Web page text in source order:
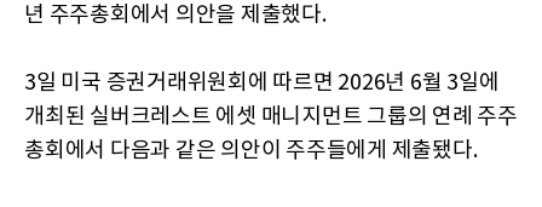
년 주주총회에서 의안을 제출했다.
3일 미국 증권거래위원회에 따르면 2026년 6월 3일에
개최된 실버크레스트 에셋 매니지먼트 그룹의 연례 주주
총회에서 다음과 같은 의안이 주주들에게 제출됐다.